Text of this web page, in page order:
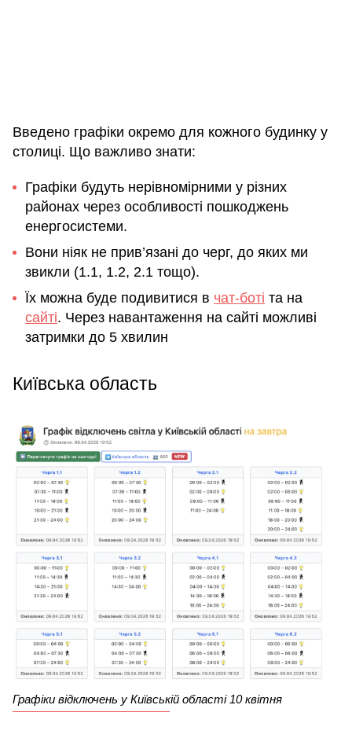
Введено графіки окремо для кожного будинку у
столиці. Що важливо знати:
Графіки будуть нерівномірними у різних
районах через особливості пошкоджень
енергосистеми.
Вони ніяк не прив’язані до черг, до яких ми
звикли (1.1, 1.2, 2.1 тощо).
Їх можна буде подивитися в чат-боті та на
сайті. Через навантаження на сайті можливі
затримки до 5 хвилин
Київська область
Графіки відключень у Київській області 10 квітня